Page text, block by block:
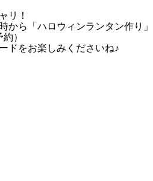
リ！
から「ハロウィンランタン作り」
）
ドをお楽しみくださいね♪